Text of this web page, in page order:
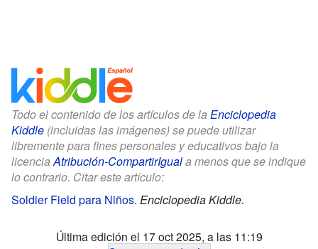
Todo el contenido de los artículos de la Enciclopedia
Kiddle (incluidas las imágenes) se puede utilizar
libremente para fines personales y educativos bajo la
licenciaAtribución-CompartirIguala menos que se indique
lo contrario. Citar este artículo:
Soldier Field para Niños. Enciclopedia Kiddle.
Última edición el 17 oct 2025, a las 11:19